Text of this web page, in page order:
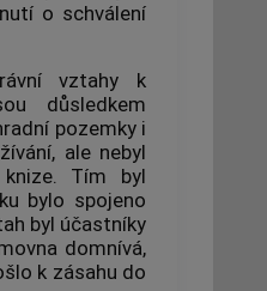
o schválení
vztahy k
důsledkem
pozemky i
ale nebyl
Tím byl
bylo spojeno
byl účastníky
domnívá,
k zásahu do